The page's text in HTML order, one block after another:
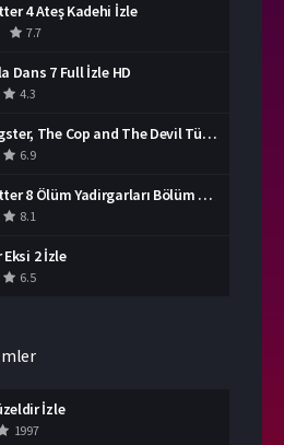
4 Ateş Kadehi İzle
7.7
Dans 7 Full İzle HD
4.3
The Gangster, The Cop and The Devil Türkçe Dublaj İzle
6.9
Harry Potter 8 Ölüm Yadirgarları Bölüm 2 İzle
8.1
Eksi 2 İzle
6.5
İzle
1997